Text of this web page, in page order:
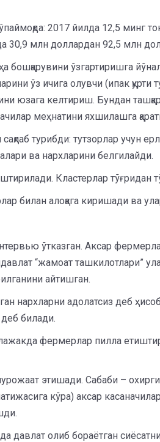
2017 йилда 12,5 минг
30,9 млн доллардан 92,5 млн
ўзгартиришга
ўз ичига олувчи (ипак
юзага келтириш. Бундан
меҳнатини яхшилашга
турибди: тутзорлар учун
ва нархларини белгилайди.
Кластерлар тўғридан
билан алоқага киришади ва
ўтказган. Аксар
“жамоат ташкилотлари”
айтишган.
нархларни адолатсиз деб
билади.
фермерлар пилла
этишади. Сабаби –
кўра) аксар
давлат олиб бораётган